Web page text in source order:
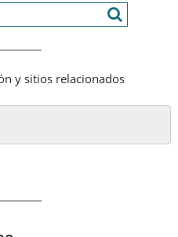
y sitios relacionados